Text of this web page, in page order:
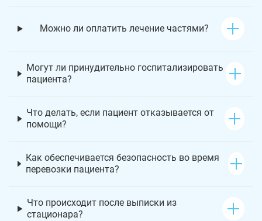
Можно ли оплатить лечение частями?
Могут ли принудительно госпитализировать
пациента?
Что делать, если пациент отказывается от
помощи?
Как обеспечивается безопасность во время
перевозки пациента?
Что происходит после выписки из
стационара?